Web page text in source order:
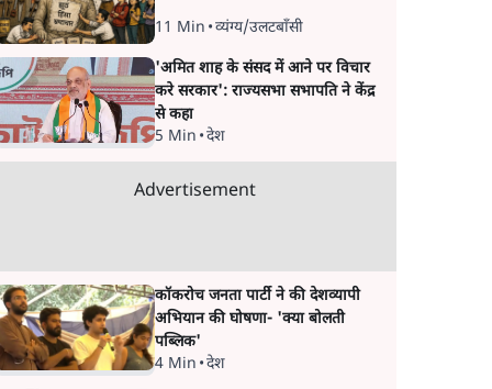
11 Min •व्यंग्य/उलटबाँसी
'अमित शाह के संसद में आने पर विचार
करे सरकार': राज्यसभा सभापति ने केंद्र
से कहा
5 Min •देश
Advertisement
कॉकरोच जनता पार्टी ने की देशव्यापी
अभियान की घोषणा- 'क्या बोलती
पब्लिक'
4 Min •देश